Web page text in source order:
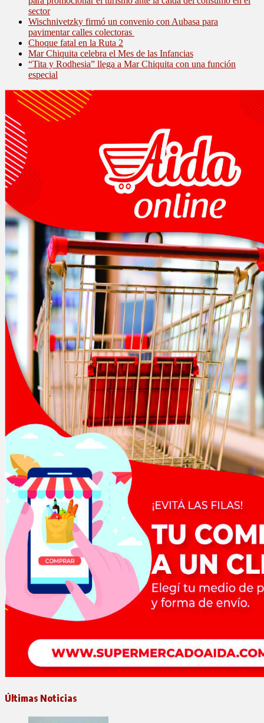
sector
Wischnivetzky firmó un convenio con Aubasa para
pavimentar calles colectoras
Choque fatal en la Ruta 2
Mar Chiquita celebra el Mes de las Infancias
“Tita y Rodhesia” llega a Mar Chiquita con una función
especial
Últimas Noticias